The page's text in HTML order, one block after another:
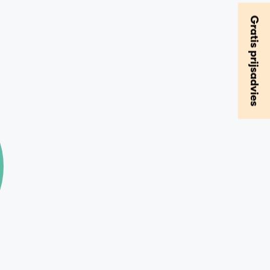
Gratis prijsadvies